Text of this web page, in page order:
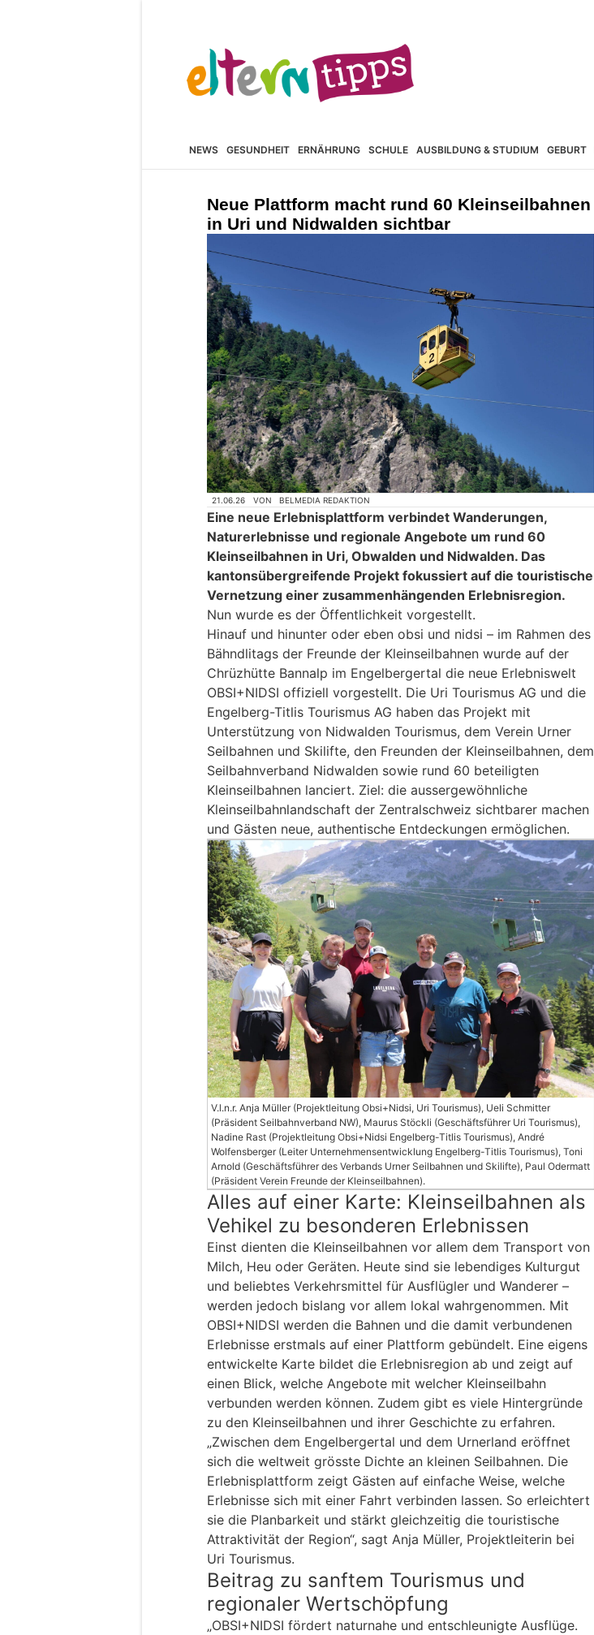
NEWS GESUNDHEIT ERNÄHRUNG SCHULE AUSBILDUNG & STUDIUM GEBURT
Neue Plattform macht rund 60 Kleinseilbahnen
in Uri und Nidwalden sichtbar
21.06.26 VON BELMEDIA REDAKTION
Eine neue Erlebnisplattform verbindet Wanderungen,
Naturerlebnisse und regionale Angebote um rund 60
Kleinseilbahnen in Uri, Obwalden und Nidwalden. Das
kantonsübergreifende Projekt fokussiert auf die touristische
Vernetzung einer zusammenhängenden Erlebnisregion.
Nun wurde es der Öffentlichkeit vorgestellt.
Hinauf und hinunter oder eben obsi und nidsi – im Rahmen des
Bähndlitags der Freunde der Kleinseilbahnen wurde auf der
Chrüzhütte Bannalp im Engelbergertal die neue Erlebniswelt
OBSI+NIDSI offiziell vorgestellt. Die Uri Tourismus AG und die
Engelberg-Titlis Tourismus AG haben das Projekt mit
Unterstützung von Nidwalden Tourismus, dem Verein Urner
Seilbahnen und Skilifte, den Freunden der Kleinseilbahnen, dem
Seilbahnverband Nidwalden sowie rund 60 beteiligten
Kleinseilbahnen lanciert. Ziel: die aussergewöhnliche
Kleinseilbahnlandschaft der Zentralschweiz sichtbarer machen
und Gästen neue, authentische Entdeckungen ermöglichen.
V.l.n.r. Anja Müller (Projektleitung Obsi+Nidsi, Uri Tourismus), Ueli Schmitter
(Präsident Seilbahnverband NW), Maurus Stöckli (Geschäftsführer Uri Tourismus),
Nadine Rast (Projektleitung Obsi+Nidsi Engelberg-Titlis Tourismus), André
Wolfensberger (Leiter Unternehmensentwicklung Engelberg-Titlis Tourismus), Toni
Arnold (Geschäftsführer des Verbands Urner Seilbahnen und Skilifte), Paul Odermatt
(Präsident Verein Freunde der Kleinseilbahnen).
Alles auf einer Karte: Kleinseilbahnen als
Vehikel zu besonderen Erlebnissen
Einst dienten die Kleinseilbahnen vor allem dem Transport von
Milch, Heu oder Geräten. Heute sind sie lebendiges Kulturgut
und beliebtes Verkehrsmittel für Ausflügler und Wanderer –
werden jedoch bislang vor allem lokal wahrgenommen. Mit
OBSI+NIDSI werden die Bahnen und die damit verbundenen
Erlebnisse erstmals auf einer Plattform gebündelt. Eine eigens
entwickelte Karte bildet die Erlebnisregion ab und zeigt auf
einen Blick, welche Angebote mit welcher Kleinseilbahn
verbunden werden können. Zudem gibt es viele Hintergründe
zu den Kleinseilbahnen und ihrer Geschichte zu erfahren.
„Zwischen dem Engelbergertal und dem Urnerland eröffnet
sich die weltweit grösste Dichte an kleinen Seilbahnen. Die
Erlebnisplattform zeigt Gästen auf einfache Weise, welche
Erlebnisse sich mit einer Fahrt verbinden lassen. So erleichtert
sie die Planbarkeit und stärkt gleichzeitig die touristische
Attraktivität der Region“, sagt Anja Müller, Projektleiterin bei
Uri Tourismus.
Beitrag zu sanftem Tourismus und
regionaler Wertschöpfung
„OBSI+NIDSI fördert naturnahe und entschleunigte Ausflüge.